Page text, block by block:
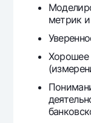
метрик
Хорошее